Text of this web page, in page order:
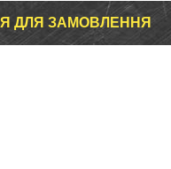
ДЛЯ ЗАМОВЛЕННЯ